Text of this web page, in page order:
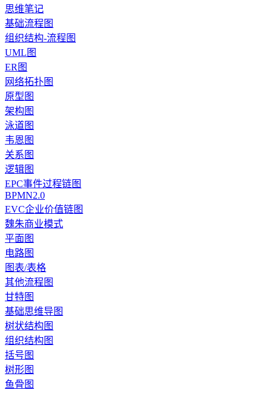
思维笔记
基础流程图
组织结构-流程图
UML图
ER图
网络拓扑图
原型图
架构图
泳道图
韦恩图
关系图
逻辑图
EPC事件过程链图
BPMN2.0
EVC企业价值链图
魏朱商业模式
平面图
电路图
图表/表格
其他流程图
甘特图
基础思维导图
树状结构图
组织结构图
括号图
树形图
鱼骨图